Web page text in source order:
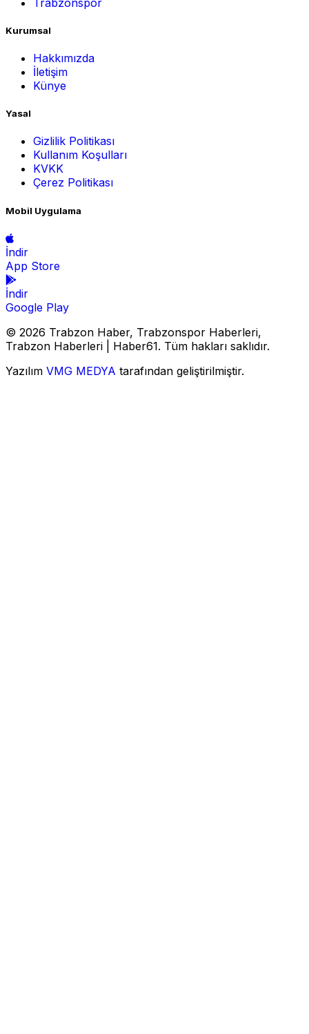
Kurumsal
Hakkımızda
İletişim
Künye
Yasal
Gizlilik Politikası
Kullanım Koşulları
KVKK
Çerez Politikası
Mobil Uygulama
İndir
App Store
İndir
Google Play
© 2026 Trabzon Haber, Trabzonspor Haberleri,
Trabzon Haberleri | Haber61. Tüm hakları saklıdır.
Yazılım VMG MEDYA tarafından geliştirilmiştir.